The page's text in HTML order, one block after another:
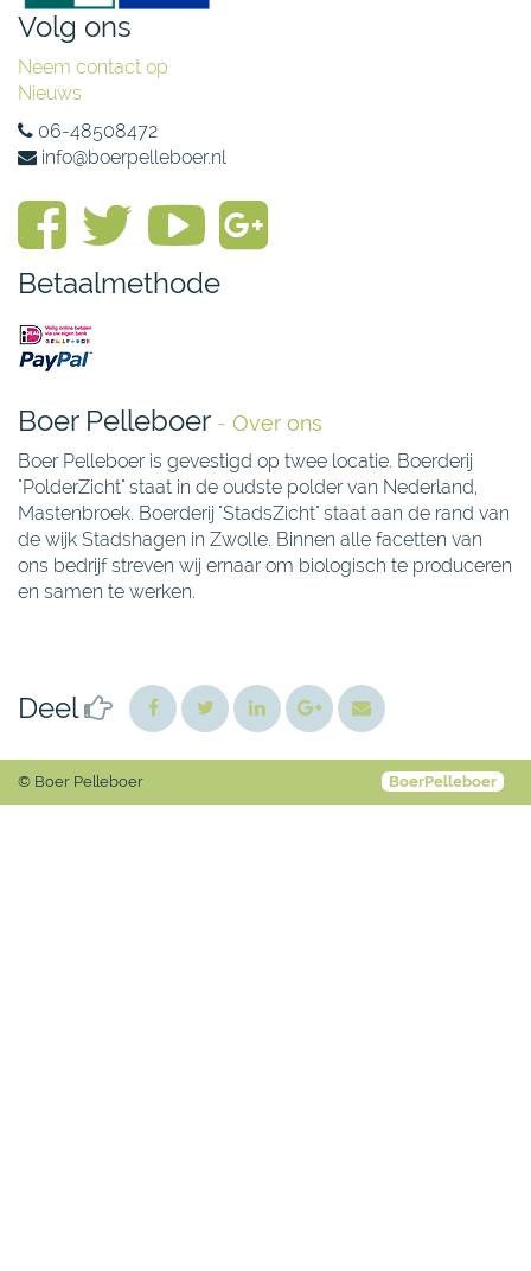
Volg ons
Neem contact op
Nieuws
06-48508472
info@boerpelleboer.nl
Betaalmethode
Boer Pelleboer - Over ons
Boer Pelleboer is gevestigd op twee locatie. Boerderij
"PolderZicht" staat in de oudste polder van Nederland,
Mastenbroek. Boerderij "StadsZicht" staat aan de rand van
de wijk Stadshagen in Zwolle. Binnen alle facetten van
ons bedrijf streven wij ernaar om biologisch te produceren
en samen te werken.
Deel
© Boer Pelleboer BoerPelleboer